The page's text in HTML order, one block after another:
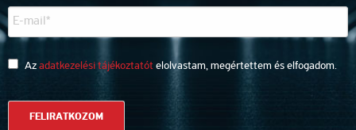
Az adatkezelési tájékoztatót elolvastam, megértettem és elfogadom.